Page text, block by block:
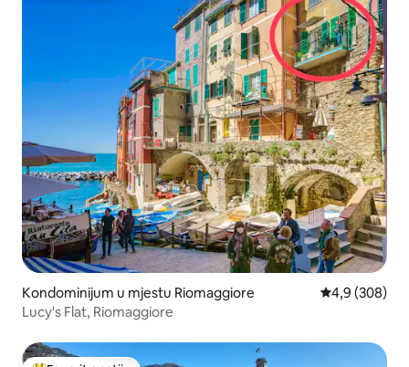
Kondominijum u mjestu Riomaggiore prosječna
4,9 (308)
Lucy's Flat, Riomaggiore